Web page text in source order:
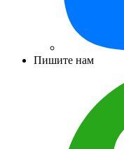
Пишите нам